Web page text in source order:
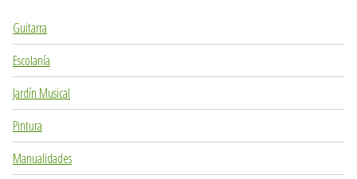
Guitarra
Escolanía
Jardín Musical
Pintura
Manualidades